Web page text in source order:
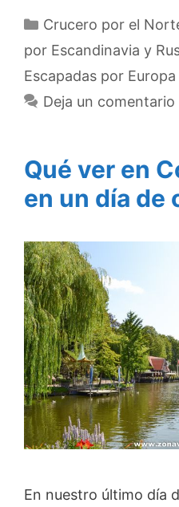
Categorías
Crucero por el
por Escandinavia y
Escapadas por Europa
Deja un comentario
Qué ver en
en un día de
En nuestro último día